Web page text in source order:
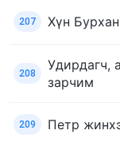
207 Хүн
208
Удирдагч,
зарчим
209 Петр